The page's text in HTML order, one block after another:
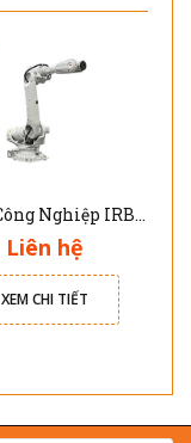
Robot Công Nghiệp IRB 6700
Liên hệ
XEM CHI TIẾT